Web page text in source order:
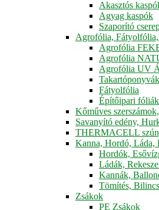
Akasztós
Agyag kaspók
Szaporító
Agrofólia,
Agrofólia
Agrofólia
Agrofólia UV
Fátyolfólia
Építőipari fóliák
Kőműves
Savanyító edény,
THERMACELL
Kanna, Hordó, Láda,
Hordók,
Ládák,
Kannák,
Tömítés,
Zsákok
PE Zsákok